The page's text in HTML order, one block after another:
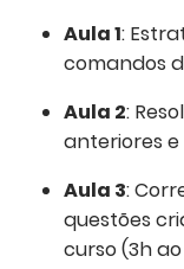
Aula 1:
comandos
Aula 2:
anteriores e
Aula 3:
questões
curso (3h